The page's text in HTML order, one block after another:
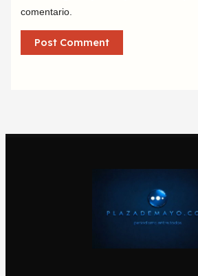
comentario.